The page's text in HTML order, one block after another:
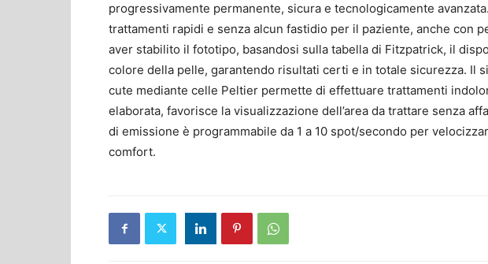
progressivamente permanente, sicura e tecnologicamente
trattamenti rapidi e senza alcun fastidio per il paziente, anche con
aver stabilito il fototipo, basandosi sulla tabella di Fitzpatrick, il
colore della pelle, garantendo risultati certi e in totale sicurezza. Il
cute mediante celle Peltier permette di effettuare trattamenti
elaborata, favorisce la visualizzazione dell’area da trattare senza
di emissione è programmabile da 1 a 10 spot/secondo per
comfort.